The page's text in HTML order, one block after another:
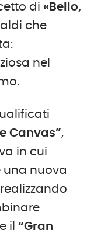
di «Bello,
che
nel
Canvas”,
in cui
nuova
il “Gran